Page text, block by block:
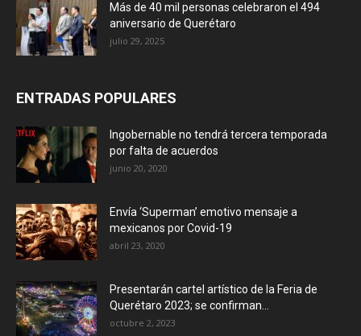
Más de 40 mil personas celebraron el 494
aniversario de Querétaro
julio 29, 2025
ENTRADAS POPULARES
Ingobernable no tendrá tercera temporada
por falta de acuerdos
junio 20, 2020
Envía ‘Superman’ emotivo mensaje a
mexicanos por Covid-19
abril 23, 2020
Presentarán cartel artístico de la Feria de
Querétaro 2023; se confirman...
octubre 2, 2023